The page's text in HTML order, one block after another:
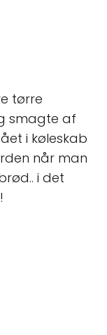
tørre
smagte af
i køleskab
når man
i det